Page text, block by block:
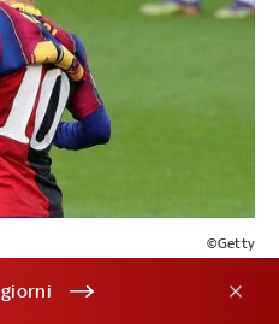
©Getty
arrivate dai giocatori in
stata la più attesa. Dopo un